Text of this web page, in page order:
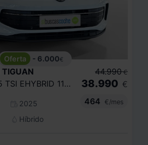
- 6.000€
TIGUAN
TIGUAN M S 1.5 TSI EHYBRID 110 KW (150 CV) / 85 KW (115 CV) AUTOM TICO DSG 6 VEL.
2025
Híbrido
44.990 €
38.990 €
464
€/mes